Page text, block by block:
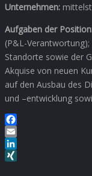
Unternehmen:
Aufgaben der
(P&L-
Standorte sowie der
Akquise von neuen
auf den Ausbau des
und –entwicklung
Facebook
Email
LinkedIn